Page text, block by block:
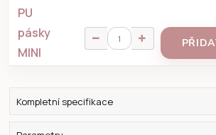
Kompletní specifikace